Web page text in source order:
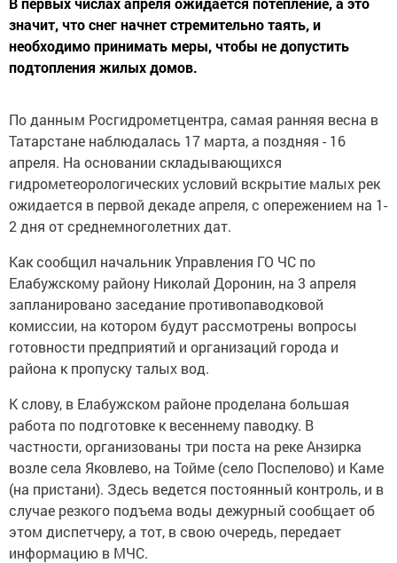
значит, что снег начнет стремительно таять, и
необходимо принимать меры, чтобы не допустить
подтопления жилых домов.
По данным Росгидрометцентра, самая ранняя весна в
Татарстане наблюдалась 17 марта, а поздняя - 16
апреля. На основании складывающихся
гидрометеорологических условий вскрытие малых рек
ожидается в первой декаде апреля, с опережением на 1-
2 дня от среднемноголетних дат.
Как сообщил начальник Управления ГО ЧС по
Елабужскому району Николай Доронин, на 3 апреля
запланировано заседание противопаводковой
комиссии, на котором будут рассмотрены вопросы
готовности предприятий и организаций города и
района к пропуску талых вод.
К слову, в Елабужском районе проделана большая
работа по подготовке к весеннему паводку. В
частности, организованы три поста на реке Анзирка
возле села Яковлево, на Тойме (село Поспелово) и Каме
(на пристани). Здесь ведется постоянный контроль, и в
случае резкого подъема воды дежурный сообщает об
этом диспетчеру, а тот, в свою очередь, передает
информацию в МЧС.